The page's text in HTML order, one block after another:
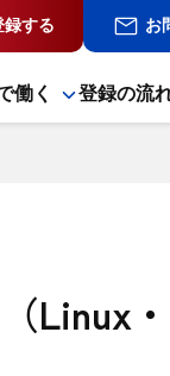
録する お
働く 登録の流
Linux